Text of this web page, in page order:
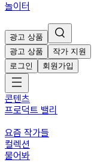
놀이터
광고 상품
광고 상품
작가 지원
로그인
회원가입
콘텐츠
프로덕트 밸리
요즘 작가들
컬렉션
물어봐